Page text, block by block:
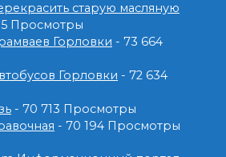
старую масляную
Просмотры
Горловки - 73 664
Горловки - 72 634
- 70 713 Просмотры
- 70 194 Просмотры